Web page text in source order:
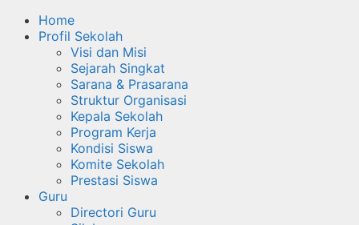
Home
Profil Sekolah
Visi dan Misi
Sejarah Singkat
Sarana & Prasarana
Struktur Organisasi
Kepala Sekolah
Program Kerja
Kondisi Siswa
Komite Sekolah
Prestasi Siswa
Guru
Directori Guru